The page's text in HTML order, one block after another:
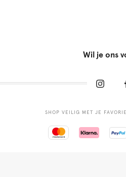
Wil je ons
SHOP VEILIG MET JE